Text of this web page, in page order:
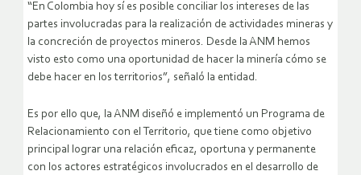
“En Colombia hoy sí es posible conciliar los intereses de las
partes involucradas para la realización de actividades mineras y
la concreción de proyectos mineros. Desde la ANM hemos
visto esto como una oportunidad de hacer la minería cómo se
debe hacer en los territorios”, señaló la entidad.
Es por ello que, la ANM diseñó e implementó un Programa de
Relacionamiento con el Territorio, que tiene como objetivo
principal lograr una relación eficaz, oportuna y permanente
con los actores estratégicos involucrados en el desarrollo de